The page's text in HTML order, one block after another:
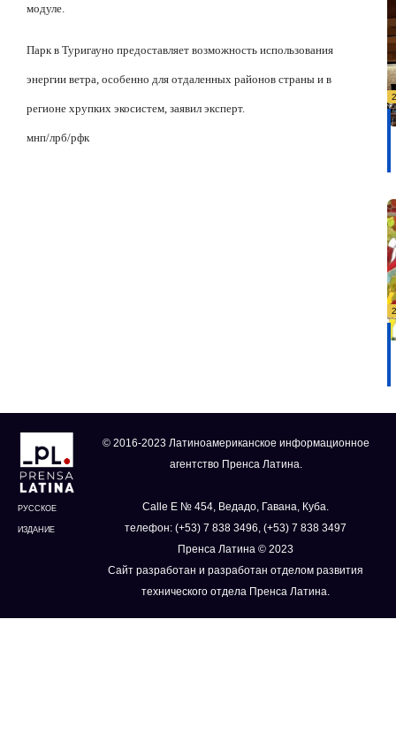
модуле.
Парк в Туригауно предоставляет возможность использования
энергии ветра, особенно для отдаленных районов страны и в
регионе хрупких экосистем, заявил эксперт.
мнп/лрб/рфк
РУССКОЕ
ИЗДАНИЕ
© 2016-2023 Латиноамериканское информационное
агентство Пренса Латина.
Calle E № 454, Ведадо, Гавана, Куба.
телефон: (+53) 7 838 3496, (+53) 7 838 3497
Пренса Латина © 2023
Сайт разработан и разработан отделом развития
технического отдела Пренса Латина.